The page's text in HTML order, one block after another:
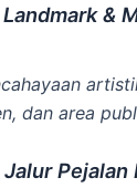
&
dan area
Pejalan